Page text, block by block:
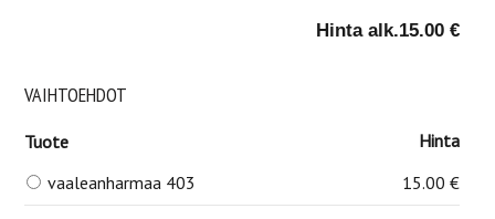
Hinta alk.15.00 €
VAIHTOEHDOT
Tuote
Hinta
vaaleanharmaa 403
15.00 €